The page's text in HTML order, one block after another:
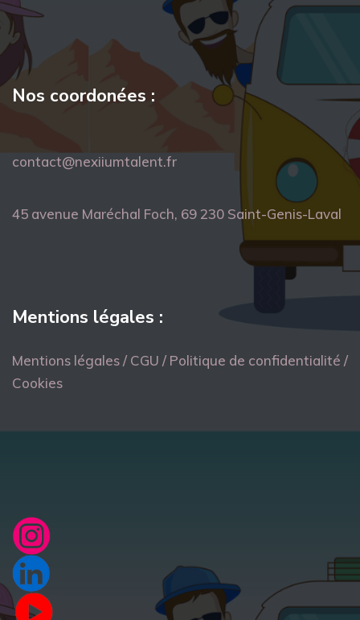
Nos coordonées :
contact@nexiiumtalent.fr
45 avenue Maréchal Foch, 69 230 Saint-Genis-Laval
Mentions légales :
Mentions légales / CGU / Politique de confidentialité /
Cookies